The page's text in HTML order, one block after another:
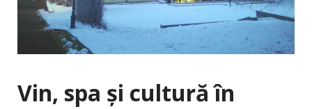
Vin, spa şi cultură în